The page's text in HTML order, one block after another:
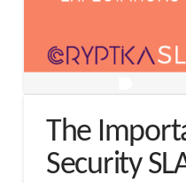
The
Security